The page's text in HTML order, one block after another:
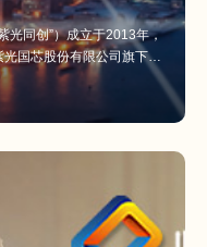
光同创”）成立于2013年，
国芯股份有限公司旗下公
泾新兴技术开发区和北京
原深圳市同创国芯电子有
。